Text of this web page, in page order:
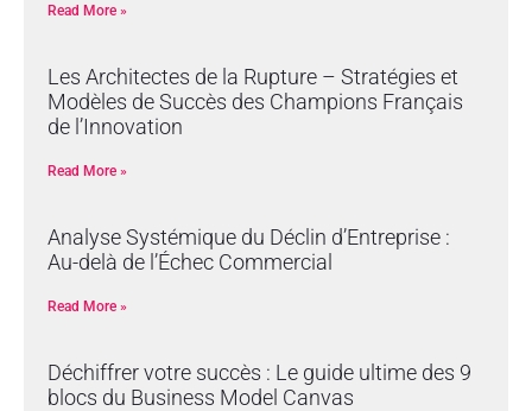
Read More »
Les Architectes de la Rupture – Stratégies et
Modèles de Succès des Champions Français
de l’Innovation
Read More »
Analyse Systémique du Déclin d’Entreprise :
Au-delà de l’Échec Commercial
Read More »
Déchiffrer votre succès : Le guide ultime des 9
blocs du Business Model Canvas